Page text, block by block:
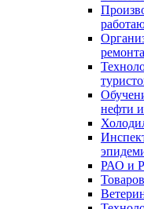
нефти
РАО и